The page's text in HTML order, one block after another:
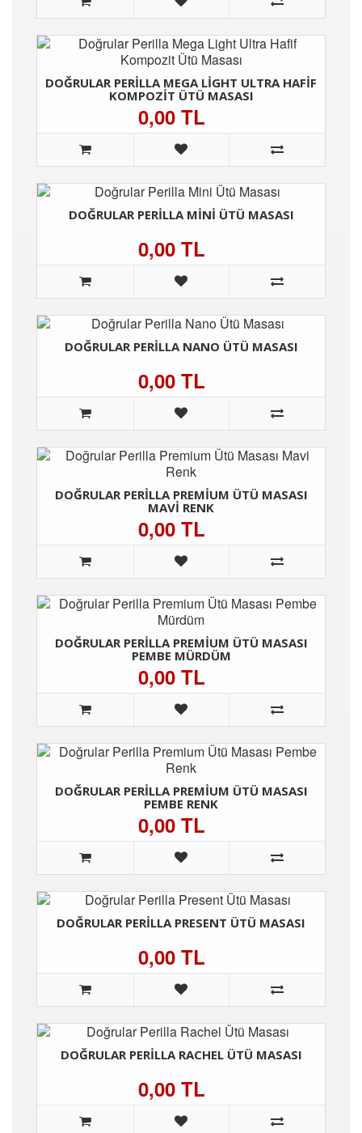
DOĞRULAR PERILLA MEGA LIGHT ULTRA HAFIF
KOMPOZIT ÜTÜ MASASI
0,00 TL
DOĞRULAR PERILLA MINI ÜTÜ MASASI
0,00 TL
DOĞRULAR PERILLA NANO ÜTÜ MASASI
0,00 TL
DOĞRULAR PERILLA PREMIUM ÜTÜ MASASI
MAVI RENK
0,00 TL
DOĞRULAR PERILLA PREMIUM ÜTÜ MASASI
PEMBE MÜRDÜM
0,00 TL
DOĞRULAR PERILLA PREMIUM ÜTÜ MASASI
PEMBE RENK
0,00 TL
DOĞRULAR PERILLA PRESENT ÜTÜ MASASI
0,00 TL
DOĞRULAR PERILLA RACHEL ÜTÜ MASASI
0,00 TL